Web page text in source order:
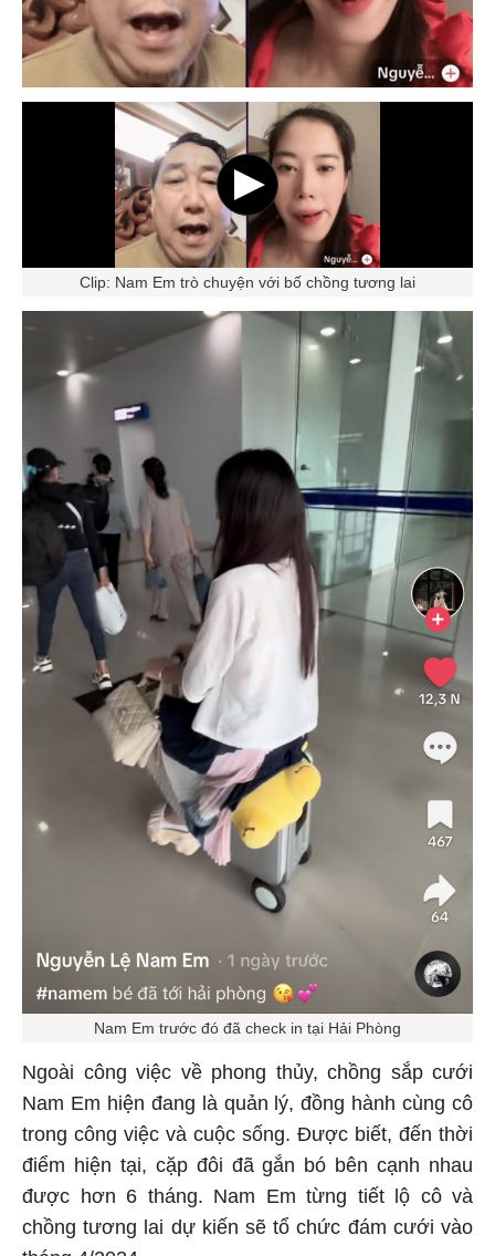
Clip: Nam Em trò chuyện với bố chồng tương lai
Nam Em trước đó đã check in tại Hải Phòng
Ngoài công việc về phong thủy, chồng sắp cưới
Nam Em hiện đang là quản lý, đồng hành cùng cô
trong công việc và cuộc sống. Được biết, đến thời
điểm hiện tại, cặp đôi đã gắn bó bên cạnh nhau
được hơn 6 tháng. Nam Em từng tiết lộ cô và
chồng tương lai dự kiến sẽ tổ chức đám cưới vào